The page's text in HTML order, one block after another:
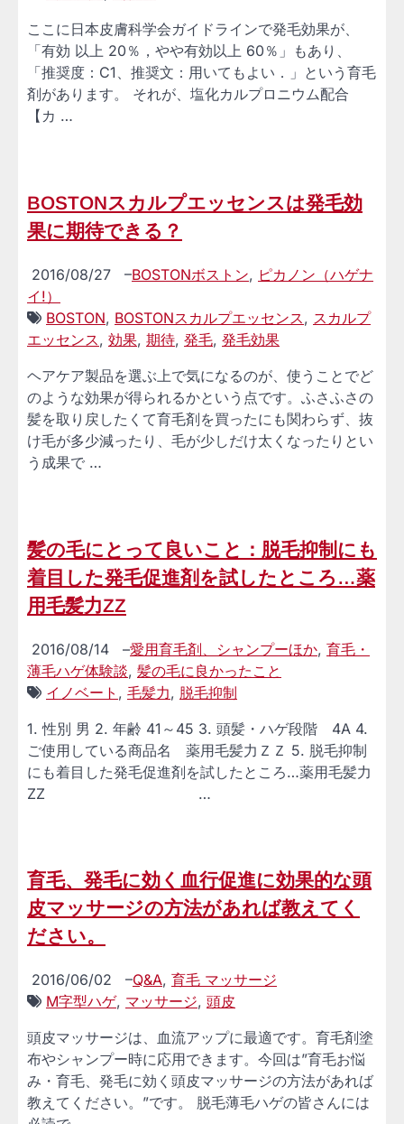
ここに日本皮膚科学会ガイドラインで発毛効果が、
「有効 以上 20％，やや有効以上 60％」もあり、
「推奨度：C1、推奨文：用いてもよい．」という育毛
剤があります。 それが、塩化カルプロニウム配合
【カ …
BOSTONスカルプエッセンスは発毛効
果に期待できる？
2016/08/27 –BOSTONボストン, ピカノン（ハゲナ
イ!）
BOSTON, BOSTONスカルプエッセンス, スカルプ
エッセンス, 効果, 期待, 発毛, 発毛効果
ヘアケア製品を選ぶ上で気になるのが、使うことでど
のような効果が得られるかという点です。ふさふさの
髪を取り戻したくて育毛剤を買ったにも関わらず、抜
け毛が多少減ったり、毛が少しだけ太くなったりとい
う成果で …
髪の毛にとって良いこと：脱毛抑制にも
着目した発毛促進剤を試したところ…薬
用毛髪力ZZ
2016/08/14 –愛用育毛剤、シャンプーほか, 育毛・
薄毛ハゲ体験談, 髪の毛に良かったこと
イノベート , 毛髪力, 脱毛抑制
1. 性別 男 2. 年齢 41～45 3. 頭髪・ハゲ段階 4A 4.
ご使用している商品名 薬用毛髪力ＺＺ 5. 脱毛抑制
にも着目した発毛促進剤を試したところ…薬用毛髪力
ZZ …
育毛、発毛に効く血行促進に効果的な頭
皮マッサージの方法があれば教えてく
ださい。
2016/06/02 –Q&A, 育毛 マッサージ
M字型ハゲ, マッサージ, 頭皮
頭皮マッサージは、血流アップに最適です。育毛剤塗
布やシャンプー時に応用できます。今回は”育毛お悩
み・育毛、発毛に効く頭皮マッサージの方法があれば
教えてください。”です。 脱毛薄毛ハゲの皆さんには